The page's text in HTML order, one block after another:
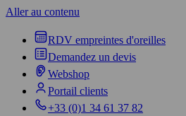
Aller au contenu
RDV empreintes d'oreilles
Demandez un devis
Webshop
Portail clients
+33 (0)1 34 61 37 82